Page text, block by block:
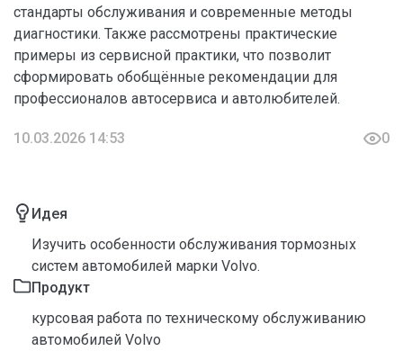
стандарты обслуживания и современные методы
диагностики. Также рассмотрены практические
примеры из сервисной практики, что позволит
сформировать обобщённые рекомендации для
профессионалов автосервиса и автолюбителей.
10.03.2026 14:53 0
Идея
Изучить особенности обслуживания тормозных
систем автомобилей марки Volvo.
Продукт
курсовая работа по техническому обслуживанию
автомобилей Volvo